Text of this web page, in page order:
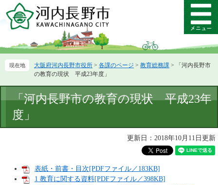
ー
先
ニ
を
て
メ
ニ
ー
大阪府河内長野市役所 > 各課のページ > 教育総務課 >
「河内長野市
の教育の現状 平成23年度」
文
「河内長野市の教育の現状 平成23年
度」
更新日：2018年10月11日更新
表紙・前書・目次[PDFファイル／183KB]
1 教育に関する資料[PDFファイル／398KB]